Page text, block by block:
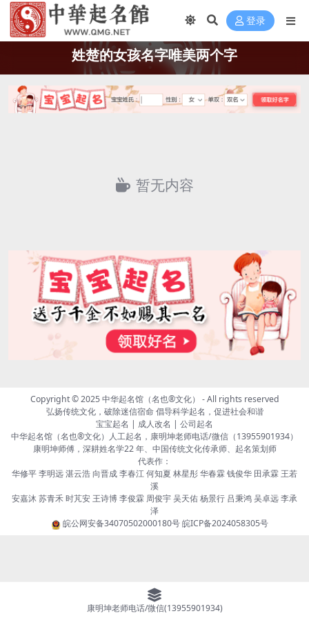
登录
姓楚的女孩名字唯美两个字
暂无内容
Copyright © 2025中华起名馆（名也®文化） - All rights reserved
弘扬传统文化，破除迷信宿命 倡导科学起名，促进社会和谐
宝宝起名 | 成人改名 | 公司起名
中华起名馆（名也®文化）人工起名，康明坤老师电话/微信（13955901934）
康明坤师傅，深耕姓名学22 年、中国传统文化传承师、起名策划师
代表作：
华修平 李明远 湛云浩 向晋成 李春江 何知夏 林星彤 华春霖 钱俊华 田承霖 王若
溪
安嘉沐 苏青禾 时芃安 王诗博 李俊霖 周俊宇 吴天佑 杨景行 吕秉鸿 吴卓远 李承
泽
皖公网安备34070502000180号皖ICP备2024058305号
康明坤老师电话/微信(13955901934)